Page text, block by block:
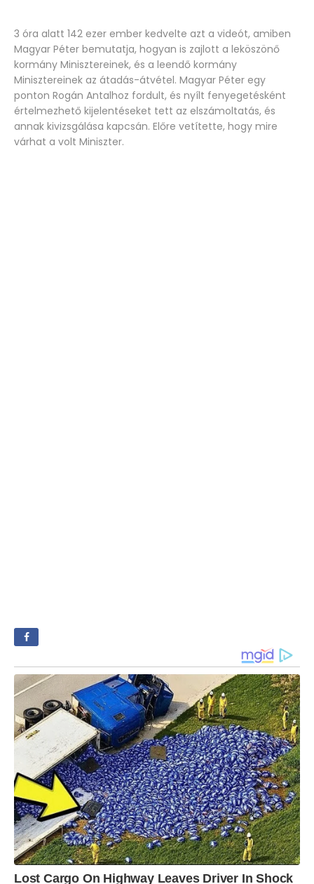
3 óra alatt 142 ezer ember kedvelte azt a videót, amiben
Magyar Péter bemutatja, hogyan is zajlott a leköszönő
kormány Minisztereinek, és a leendő kormány
Minisztereinek az átadás-átvétel. Magyar Péter egy
ponton Rogán Antalhoz fordult, és nyílt fenyegetésként
értelmezhető kijelentéseket tett az elszámoltatás, és
annak kivizsgálása kapcsán. Előre vetítette, hogy mire
várhat a volt Miniszter.